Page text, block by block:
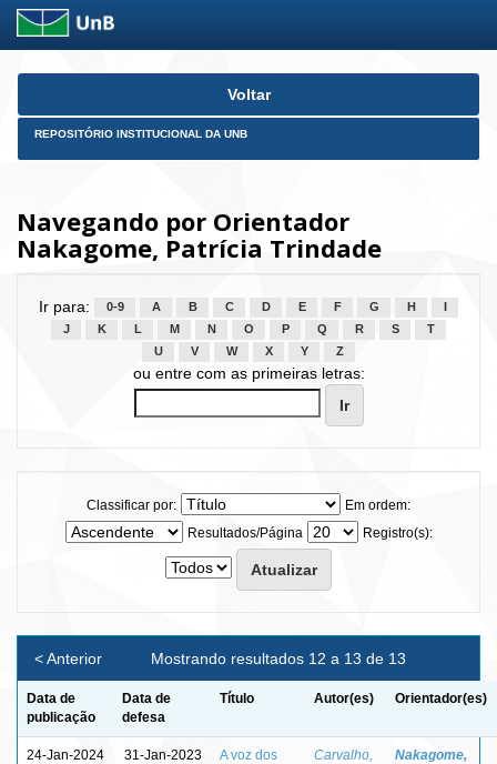
Skip
Voltar
REPOSITÓRIO INSTITUCIONAL DA UNB
Navegando por Orientador
Nakagome, Patrícia Trindade
Ir para: 0-9 A B C D E F G H
J
K L M N O P Q R S
T
U
V W X Y Z
ou entre com as primeiras letras:
Classificar por:
Em ordem:
Resultados/Página
Registro(s):
Mostrando resultados 12 a 13 de 13
< Anterior
Data de
publicação
Data de
defesa
Título Autor(es) Orientador(es)
24-Jan-2024 31-Jan-2023
A voz dos
Carvalho,
Nakagome,